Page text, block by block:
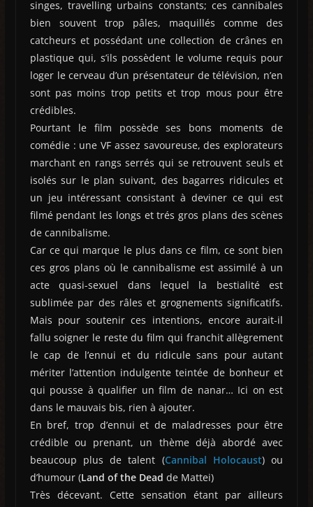
singes, travelling urbains constants; ces cannibales
bien souvent trop pâles, maquillés comme des
catcheurs et possédant une collection de crânes en
plastique qui, s’ils possèdent le volume requis pour
loger le cerveau d’un présentateur de télévision, n’en
sont pas moins trop petits et trop mous pour être
crédibles.
Pourtant le film possède ses bons moments de
comédie : une VF assez savoureuse, des explorateurs
marchant en rangs serrés qui se retrouvent seuls et
isolés sur le plan suivant, des bagarres ridicules et
un jeu intéressant consistant à deviner ce qui est
filmé pendant les longs et trés gros plans des scènes
de cannibalisme.
Car ce qui marque le plus dans ce film, ce sont bien
ces gros plans où le cannibalisme est assimilé à un
acte quasi-sexuel dans lequel la bestialité est
sublimée par des râles et grognements significatifs.
Mais pour soutenir ces intentions, encore aurait-il
fallu soigner le reste du film qui franchit allègrement
le cap de l’ennui et du ridicule sans pour autant
mériter l’attention indulgente teintée de bonheur et
qui pousse à qualifier un film de nanar… Ici on est
dans le mauvais bis, rien à ajouter.
En bref, trop d’ennui et de maladresses pour être
crédible ou prenant, un thème déjà abordé avec
beaucoup plus de talent (Cannibal Holocaust) ou
d’humour (Land of the Dead de Mattei)
Très décevant. Cette sensation étant par ailleurs